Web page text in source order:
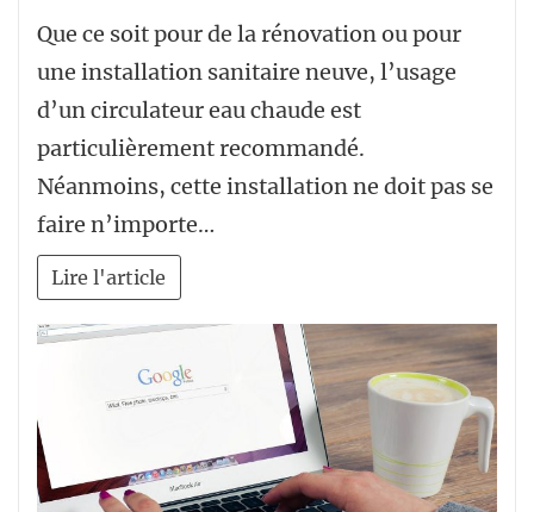
Que ce soit pour de la rénovation ou pour
une installation sanitaire neuve, l’usage
d’un circulateur eau chaude est
particulièrement recommandé.
Néanmoins, cette installation ne doit pas se
faire n’importe…
Lire l'article